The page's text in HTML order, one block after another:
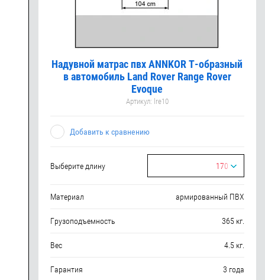
Надувной матрас пвх ANNKOR Т-образный
в автомобиль Land Rover Range Rover
Evoque
Артикул: lre10
Добавить к сравнению
Выберите длину 170
Материал армированный ПВХ
Грузоподъемность 365 кг.
Вес 4.5 кг.
Гарантия 3 года